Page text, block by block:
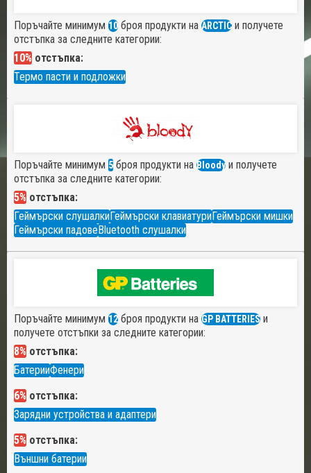
Поръчайте минимум 10 броя продукти на ARCTIC и получете
отстъпка за следните категории:
10% отстъпка:
Термо пасти и подложки
Поръчайте минимум 5 броя продукти на Bloody и получете
отстъпка за следните категории:
5% отстъпка:
Геймърски слушалкиГеймърски клавиатуриГеймърски мишки
Геймърски падовеBluetooth слушалки
Поръчайте минимум 12 броя продукти на GP BATTERIES и
получете отстъпки за следните категории:
8% отстъпка:
БатерииФенери
6% отстъпка:
Зарядни устройства и адаптери
5% отстъпка:
Външни батерии